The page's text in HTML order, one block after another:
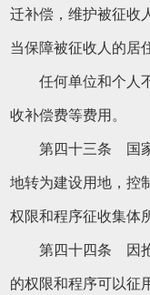
迁补偿，维护被征收
当保障被征收人的居
任何单位和个人不
收补偿费等费用。
第四十三条 国家
地转为建设用地，控
权限和程序征收集体
第四十四条 因抢
的权限和程序可以征